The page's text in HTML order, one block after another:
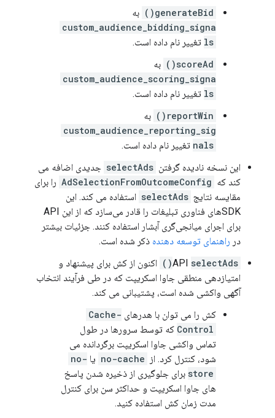
generateBid()
به
custom_audience_bidding_signa
ls تغییر نام داده است.
scoreAd()
به
custom_audience_scoring_signa
ls تغییر نام داده است.
reportWin()
به
custom_audience_reporting_sig
nals تغییر نام داده است.
این نسخه نادیده گرفتن selectAds جدیدی اضافه می
کند که AdSelectionFromOutcomeConfig را برای
مقایسه نتایج selectAds استفاده می کند. این
SDK‌های فناوری تبلیغات را قادر می‌سازد که از این API
برای اجرای میانجی‌گری آبشار استفاده کنند. جزئیات بیشتر
در راهنمای توسعه دهنده ذکر شده است.
API selectAds()
اکنون از کش برای پیشنهاد و
امتیازدهی منطقی جاوا اسکریپت که در طی فرآیند انتخاب
آگهی واکشی شده است، پشتیبانی می کند.
کش را می توان با هدرهای Cache-
Control که توسط سرورها در طول
تماس واکشی جاوا اسکریپت برگردانده می
شود، کنترل کرد. از no-cache یا no-
store برای جلوگیری از ذخیره شدن پاسخ
های جاوا اسکریپت و حداکثر سن برای کنترل
مدت زمان کش استفاده کنید.